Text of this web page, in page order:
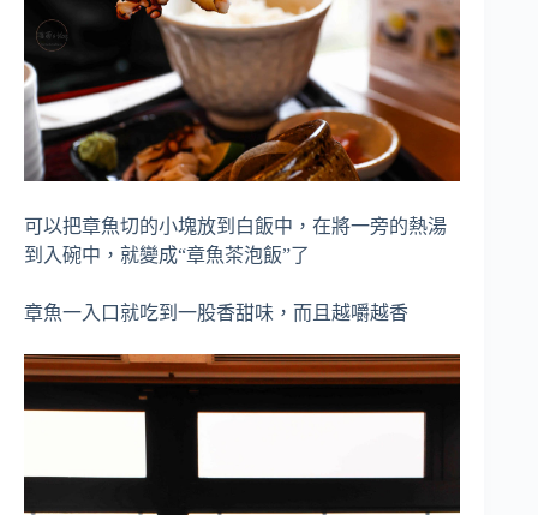
可以把章魚切的小塊放到白飯中，在將一旁的熱湯
到入碗中，就變成“章魚茶泡飯”了
章魚一入口就吃到一股香甜味，而且越嚼越香